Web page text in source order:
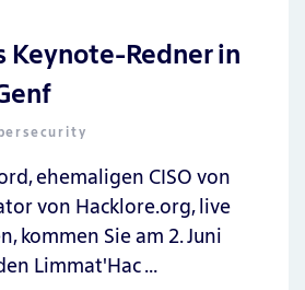
Keynote-Redner in
ehemaligen CISO von
von Hacklore.org, live
kommen Sie am 2. Juni
Limmat'Hac …